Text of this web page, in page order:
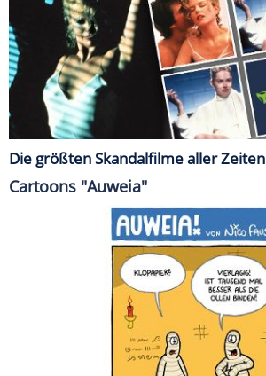
Die größten Skandalfilme aller Zeiten
Cartoons "Auweia"